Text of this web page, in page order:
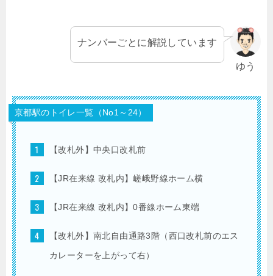
ゆう
ナンバーごとに解説しています
京都駅のトイレ一覧（No1～24）
【改札外】中央口改札前
【JR在来線 改札内】嵯峨野線ホーム横
【JR在来線 改札内】0番線ホーム東端
【改札外】南北自由通路3階（西口改札前のエス
カレーターを上がって右）